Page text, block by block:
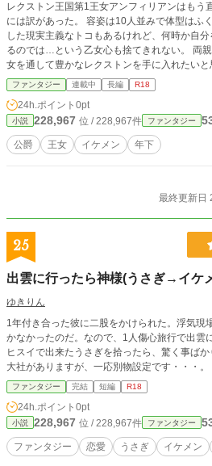
レクストン王国第1王女アンフィリアンはもう
には訳があった。 容姿は10人並みで体型はふ
した現実主義なトコもあるけれど、何時か自
るのでは…という乙女心も捨てきれない。 両
女を通して豊かなレクストンを手に入れたい
は見合いがくるたびに断っていたのだ。 だが
が開かれる。 どうせ自分は壁の花…？なのに両
為だけの夜会なのに…と不服ながらも出席した
ファンタジー 連載中 長編 R18
24h.ポイント 0pt
小説 228,967 位 / 228,967件 ファンタジー
公爵 王女 イケメン 年下
最終更新日
25
出雲に行ったら神様(うさぎ→イケ
ゆきりん
1年付き合った彼に二股をかけられた。浮気現
かなかったのだ。なので、1人傷心旅行で出雲に行く事に
ヒスイで出来たうさぎを拾ったら、驚く事ばかりが起きた
大社がありますが、一応別物設定です・・・。
ファンタジー 完結 短編 R18
24h.ポイント 0pt
小説 228,967 位 / 228,967件 ファンタジー
ファンタジー 恋愛 うさぎ イケメン